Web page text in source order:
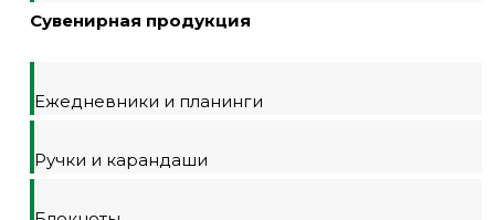
Сувенирная продукция
Ежедневники и планинги
Ручки и карандаши